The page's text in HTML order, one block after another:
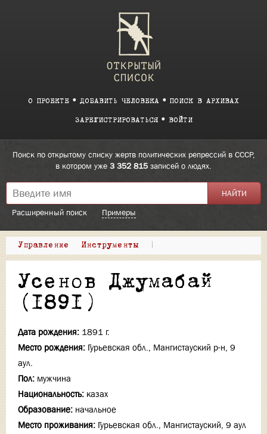
О ПРОЕКТЕ ДОБАВИТЬ ЧЕЛОВЕКА ПОИСК В АРХИВАХ
ЗАРЕГИСТРИРОВАТЬСЯ ВОЙТИ
Поиск по открытому списку жертв политических репрессий в СССР,
в котором уже 3 352 815 записей о людях.
Расширенный поиск Примеры
Управление Инструменты |
Усенов Джумабай
(1891)
Дата рождения: 1891 г.
Место рождения: Гурьевская обл., Мангистауский р-н, 9
аул.
Пол: мужчина
Национальность: казах
Образование: начальное
Место проживания: Гурьевская обл., Мангистауский, 9 аул